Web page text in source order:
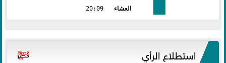
العشاء
20:09
استطلاع الرأي